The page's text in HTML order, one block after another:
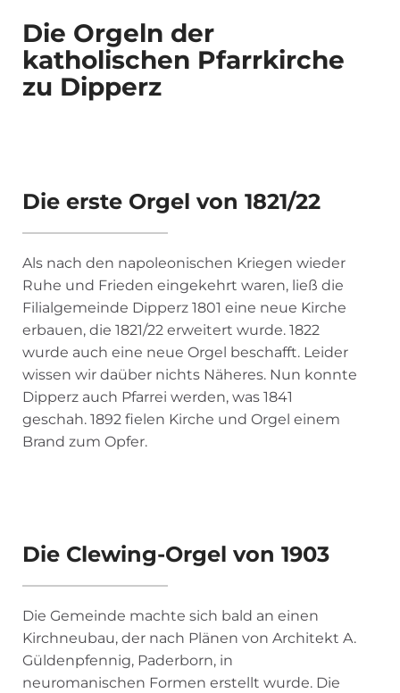
Die Orgeln der
katholischen Pfarrkirche
zu Dipperz
Die erste Orgel von 1821/22
Als nach den napoleonischen Kriegen wieder
Ruhe und Frieden eingekehrt waren, ließ die
Filialgemeinde Dipperz 1801 eine neue Kirche
erbauen, die 1821/22 erweitert wurde. 1822
wurde auch eine neue Orgel beschafft. Leider
wissen wir daüber nichts Näheres. Nun konnte
Dipperz auch Pfarrei werden, was 1841
geschah. 1892 fielen Kirche und Orgel einem
Brand zum Opfer.
Die Clewing-Orgel von 1903
Die Gemeinde machte sich bald an einen
Kirchneubau, der nach Plänen von Architekt A.
Güldenpfennig, Paderborn, in
neuromanischen Formen erstellt wurde. Die